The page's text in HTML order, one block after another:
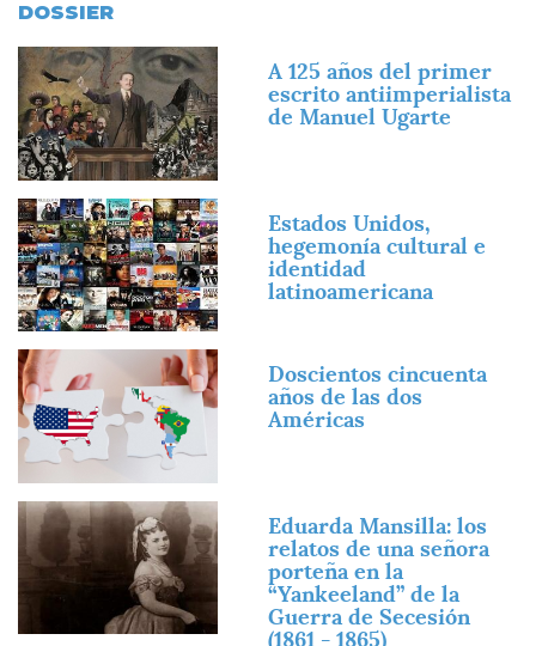
DOSSIER
Imagen
A 125 años del primer
escrito antiimperialista
de Manuel Ugarte
Imagen
Estados Unidos,
hegemonía cultural e
identidad
latinoamericana
Imagen
Doscientos cincuenta
años de las dos
Américas
Imagen
Eduarda Mansilla: los
relatos de una señora
porteña en la
“Yankeeland” de la
Guerra de Secesión
(1861 - 1865)